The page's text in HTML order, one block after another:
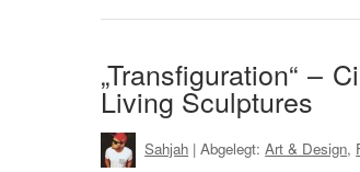
„Transfiguration“ –
Living Sculptures
Sahjah | Abgelegt:Art & Design,